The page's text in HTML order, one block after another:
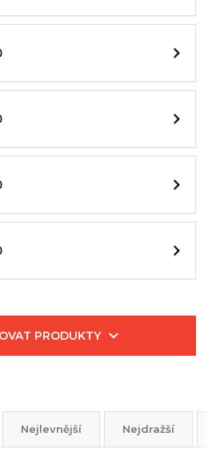
PRODUKTY
Nejlevnější Nejdražší